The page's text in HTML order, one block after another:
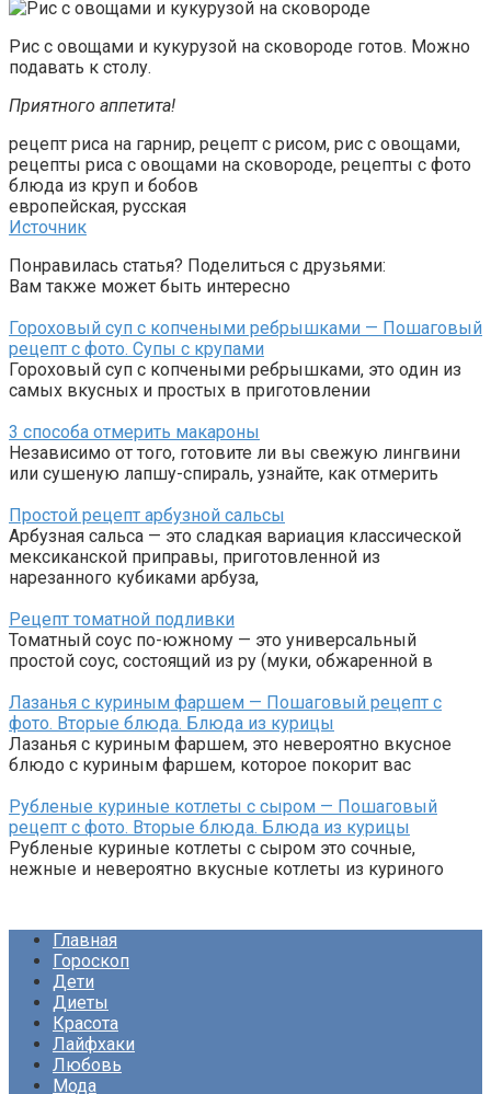
Рис с овощами и кукурузой на сковороде готов. Можно
подавать к столу.
Приятного аппетита!
рецепт риса на гарнир, рецепт с рисом, рис с овощами,
рецепты риса с овощами на сковороде, рецепты с фото
блюда из круп и бобов
европейская, русская
Источник
Понравилась статья? Поделиться с друзьями:
Вам также может быть интересно
Гороховый суп с копчеными ребрышками — Пошаговый
рецепт с фото. Супы с крупами
Гороховый суп с копчеными ребрышками, это один из
самых вкусных и простых в приготовлении
3 способа отмерить макароны
Независимо от того, готовите ли вы свежую лингвини
или сушеную лапшу-спираль, узнайте, как отмерить
Простой рецепт арбузной сальсы
Арбузная сальса — это сладкая вариация классической
мексиканской приправы, приготовленной из
нарезанного кубиками арбуза,
Рецепт томатной подливки
Томатный соус по-южному — это универсальный
простой соус, состоящий из ру (муки, обжаренной в
Лазанья с куриным фаршем — Пошаговый рецепт с
фото. Вторые блюда. Блюда из курицы
Лазанья с куриным фаршем, это невероятно вкусное
блюдо с куриным фаршем, которое покорит вас
Рубленые куриные котлеты с сыром — Пошаговый
рецепт с фото. Вторые блюда. Блюда из курицы
Рубленые куриные котлеты с сыром это сочные,
нежные и невероятно вкусные котлеты из куриного
Главная
Гороскоп
Дети
Диеты
Красота
Лайфхаки
Любовь
Мода